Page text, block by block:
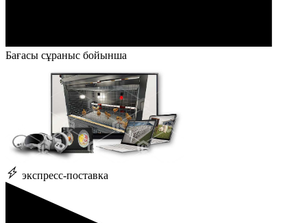
Бағасы сұраныс бойынша
экспресс-поставка